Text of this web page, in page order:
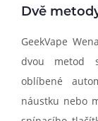
Dvě
GeekVape
dvou metod
oblíbené
náustku nebo